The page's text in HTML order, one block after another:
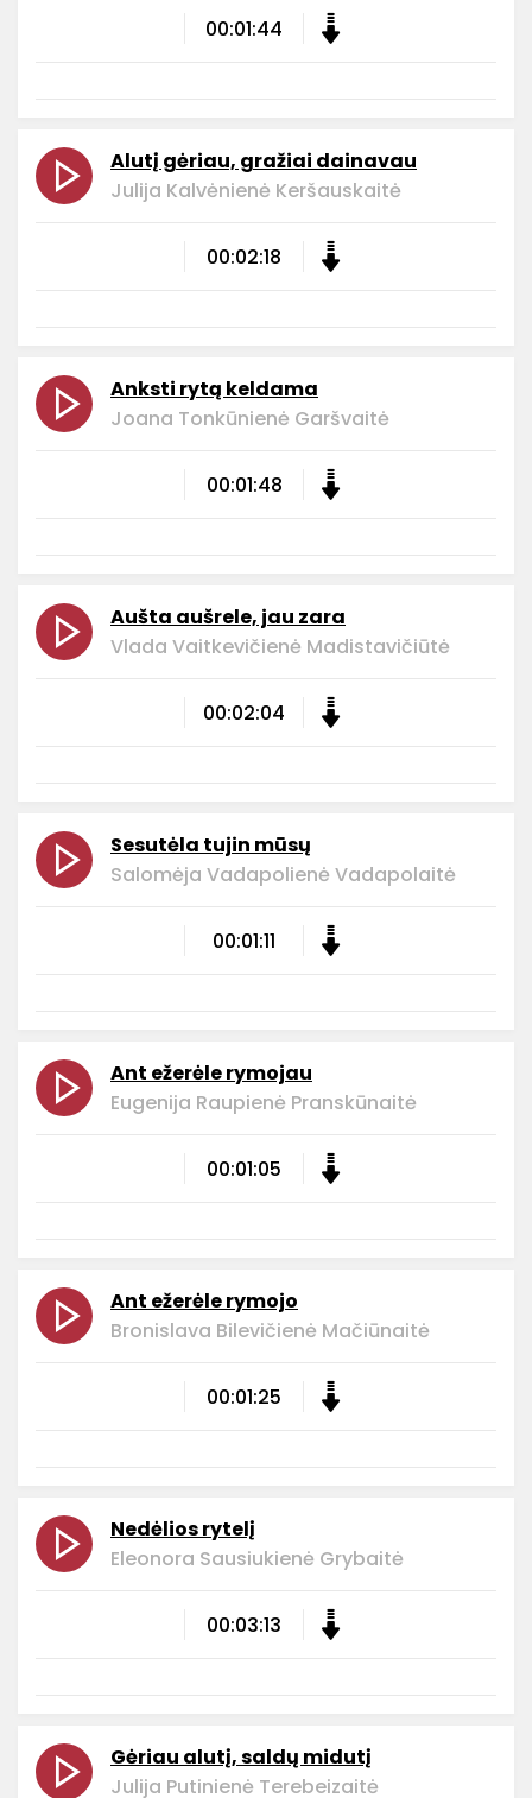
00:01:44
Alutį gėriau, gražiai dainavau
Julija Kalvėnienė Keršauskaitė
00:02:18
Anksti rytą keldama
Joana Tonkūnienė Garšvaitė
00:01:48
Aušta aušrele, jau zara
Vlada Vaitkevičienė Madistavičiūtė
00:02:04
Sesutėla tujin mūsų
Salomėja Vadapolienė Vadapolaitė
00:01:11
Ant ežerėle rymojau
Eugenija Raupienė Pranskūnaitė
00:01:05
Ant ežerėle rymojo
Bronislava Bilevičienė Mačiūnaitė
00:01:25
Nedėlios rytelį
Eleonora Sausiukienė Grybaitė
00:03:13
Gėriau alutį, saldų midutį
Julija Putinienė Terebeizaitė